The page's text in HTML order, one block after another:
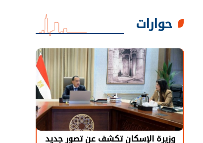
حوارات
وزيرة الإسكان تكشف عن تصور جديد